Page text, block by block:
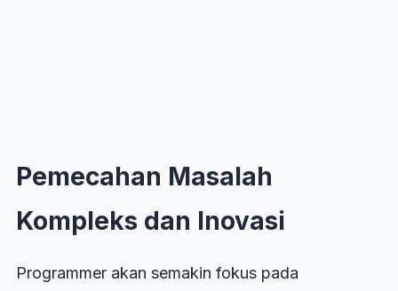
Pemecahan Masalah
Kompleks dan Inovasi
Programmer akan semakin fokus pada